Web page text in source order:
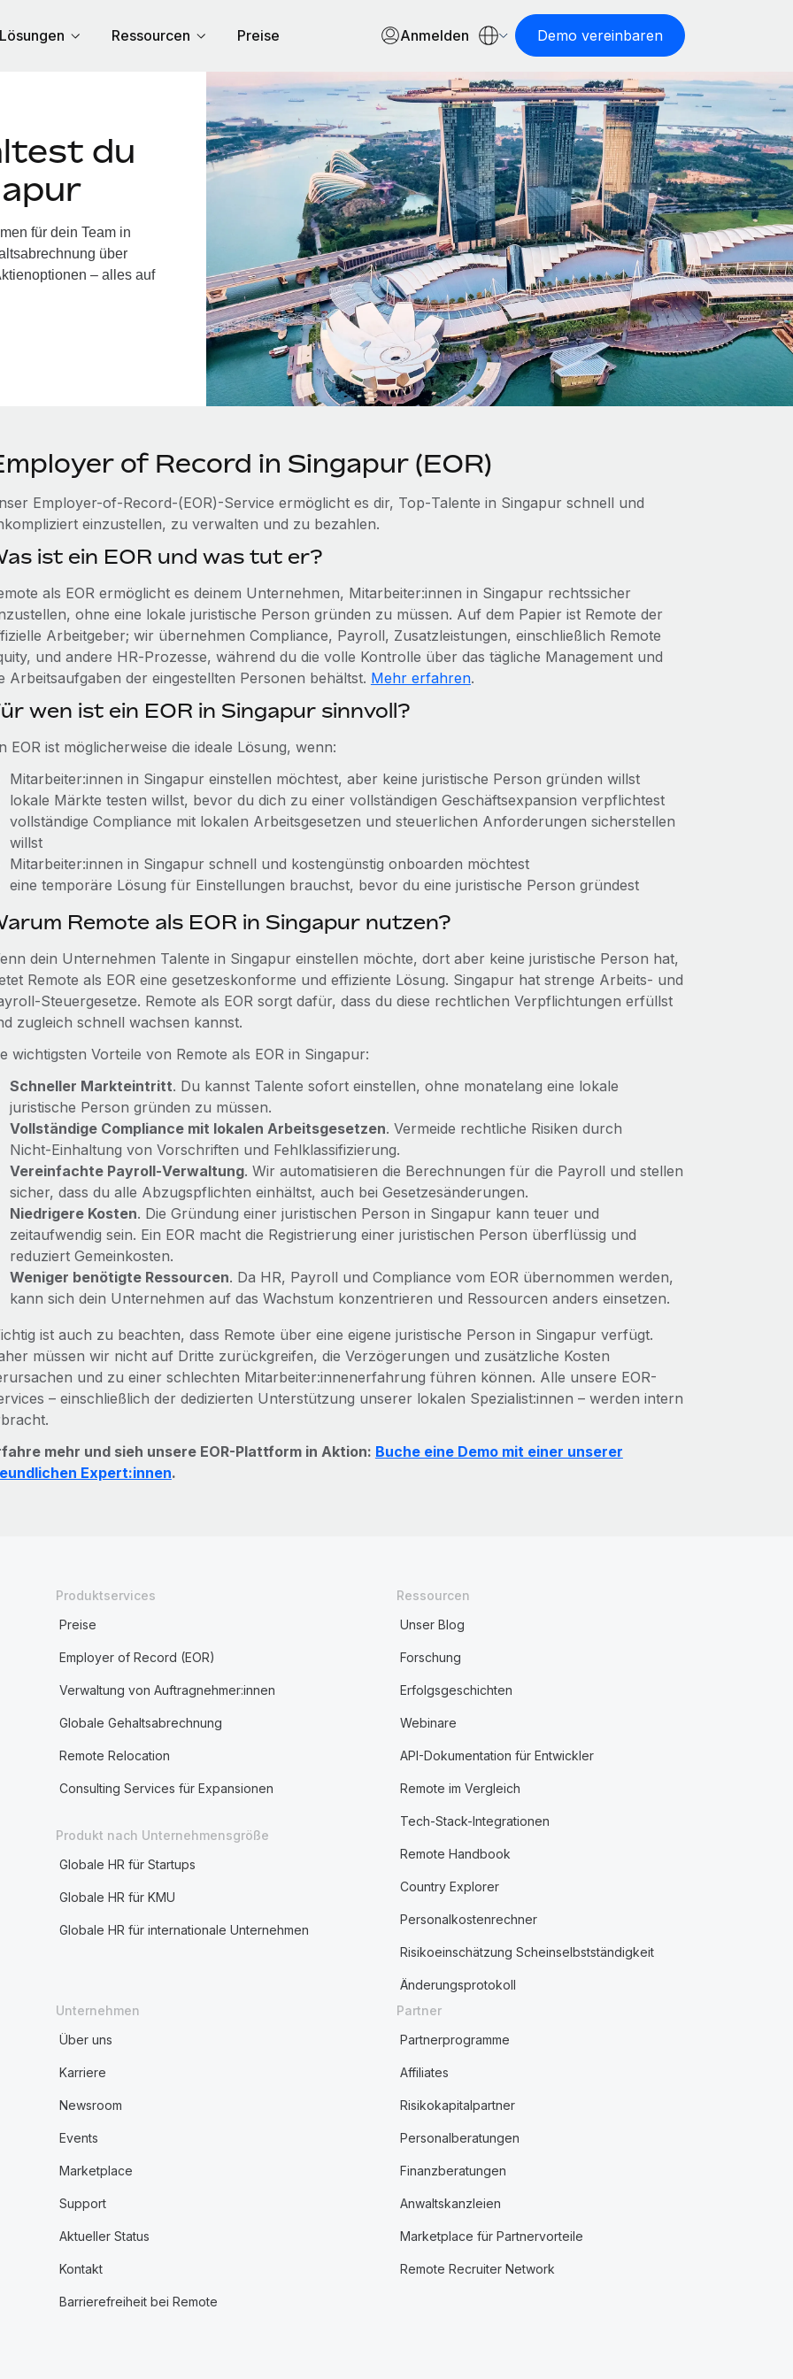
Lösungen Ressourcen Preise Anmelden Demo vereinbaren
du
für dein Team in
über
– alles auf
of Record in Singapur (EOR)
Employer-of-Record-(EOR)-Service ermöglicht es dir, Top‑Talente in Singapur schnell und
einzustellen, zu verwalten und zu bezahlen.
ist ein EOR und was tut er?
als EOR ermöglicht es deinem Unternehmen, Mitarbeiter:innen in Singapur rechtssicher
ohne eine lokale juristische Person gründen zu müssen. Auf dem Papier ist Remote der
Arbeitgeber; wir übernehmen Compliance, Payroll, Zusatzleistungen, einschließlich Remote
und andere HR‑Prozesse, während du die volle Kontrolle über das tägliche Management und
Arbeitsaufgaben der eingestellten Personen behältst. Mehr erfahren.
wen ist ein EOR in Singapur sinnvoll?
EOR ist möglicherweise die ideale Lösung, wenn:
Mitarbeiter:innen in Singapur einstellen möchtest, aber keine juristische Person gründen willst
lokale Märkte testen willst, bevor du dich zu einer vollständigen Geschäftsexpansion verpflichtest
vollständige Compliance mit lokalen Arbeitsgesetzen und steuerlichen Anforderungen sicherstellen
willst
Mitarbeiter:innen in Singapur schnell und kostengünstig onboarden möchtest
eine temporäre Lösung für Einstellungen brauchst, bevor du eine juristische Person gründest
Remote als EOR in Singapur nutzen?
dein Unternehmen Talente in Singapur einstellen möchte, dort aber keine juristische Person hat,
Remote als EOR eine gesetzeskonforme und effiziente Lösung. Singapur hat strenge Arbeits- und
Steuergesetze. Remote als EOR sorgt dafür, dass du diese rechtlichen Verpflichtungen erfüllst
zugleich schnell wachsen kannst.
wichtigsten Vorteile von Remote als EOR in Singapur:
Schneller Markteintritt. Du kannst Talente sofort einstellen, ohne monatelang eine lokale
juristische Person gründen zu müssen.
Vollständige Compliance mit lokalen Arbeitsgesetzen. Vermeide rechtliche Risiken durch
Nicht‑Einhaltung von Vorschriften und Fehlklassifizierung.
Vereinfachte Payroll‑Verwaltung. Wir automatisieren die Berechnungen für die Payroll und stellen
sicher, dass du alle Abzugspflichten einhältst, auch bei Gesetzesänderungen.
Niedrigere Kosten. Die Gründung einer juristischen Person in Singapur kann teuer und
zeitaufwendig sein. Ein EOR macht die Registrierung einer juristischen Person überflüssig und
reduziert Gemeinkosten.
Weniger benötigte Ressourcen. Da HR, Payroll und Compliance vom EOR übernommen werden,
kann sich dein Unternehmen auf das Wachstum konzentrieren und Ressourcen anders einsetzen.
ist auch zu beachten, dass Remote über eine eigene juristische Person in Singapur verfügt.
müssen wir nicht auf Dritte zurückgreifen, die Verzögerungen und zusätzliche Kosten
und zu einer schlechten Mitarbeiter:innenerfahrung führen können. Alle unsere EOR-
– einschließlich der dedizierten Unterstützung unserer lokalen Spezialist:innen – werden intern
mehr und sieh unsere EOR-Plattform in Aktion: Buche eine Demo mit einer unserer
Expert:innen.
Produktservices
Preise
Employer of Record (EOR)
Verwaltung von Auftragnehmer:innen
Globale Gehaltsabrechnung
Remote Relocation
Consulting Services für Expansionen
Produkt nach Unternehmensgröße
Globale HR für Startups
Globale HR für KMU
Globale HR für internationale Unternehmen
Ressourcen
Unser Blog
Forschung
Erfolgsgeschichten
Webinare
API-Dokumentation für Entwickler
Remote im Vergleich
Tech-Stack-Integrationen
Remote Handbook
Country Explorer
Personalkostenrechner
Risikoeinschätzung Scheinselbstständigkeit
Änderungsprotokoll
Unternehmen
Über uns
Karriere
Newsroom
Events
Marketplace
Support
Aktueller Status
Kontakt
Barrierefreiheit bei Remote
Partner
Partnerprogramme
Affiliates
Risikokapitalpartner
Personalberatungen
Finanzberatungen
Anwaltskanzleien
Marketplace für Partnervorteile
Remote Recruiter Network